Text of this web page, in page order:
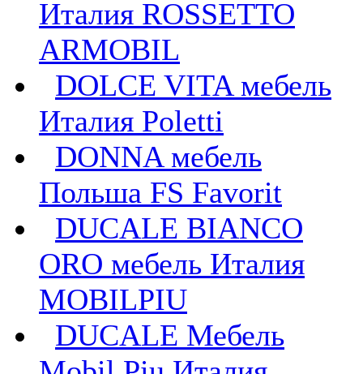
Италия ROSSETTO
ARMOBIL
DOLCE VITA мебель
Италия Poletti
DONNA мебель
Польша FS Favorit
DUCALE BIANCO
ORO мебель Италия
MOBILPIU
DUCALE Мебель